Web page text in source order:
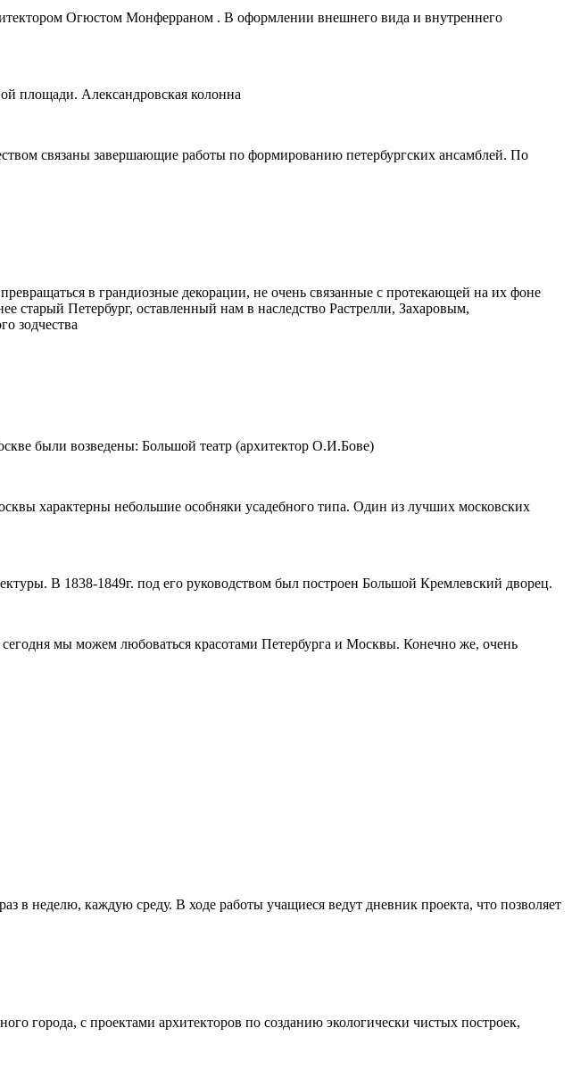
Огюстом Монферраном . В оформлении внешнего вида и внутреннего
площади. Александровская колонна
связаны завершающие работы по формированию петербургских ансамблей. По
в грандиозные декорации, не очень связанные с протекающей на их фоне
старый Петербург, оставленный нам в наследство Растрелли, Захаровым,
зодчества
были возведены: Большой театр (архитектор О.И.Бове)
характерны небольшие особняки усадебного типа. Один из лучших московских
В 1838-1849г. под его руководством был построен Большой Кремлевский дворец.
мы можем любоваться красотами Петербурга и Москвы. Конечно же, очень
в неделю, каждую среду. В ходе работы учащиеся ведут дневник проекта, что позволяет
города, с проектами архитекторов по созданию экологически чистых построек,